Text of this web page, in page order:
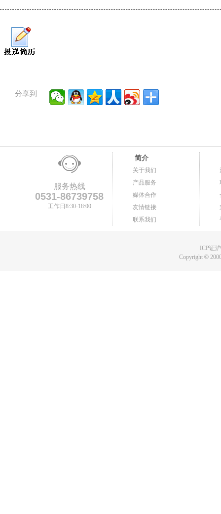
分享到
服务热线
0531-86739758
工作日8:30-18:00
简介
关于我们
产品服务
媒体合作
友情链接
联系我们
ICP证
Copyright©